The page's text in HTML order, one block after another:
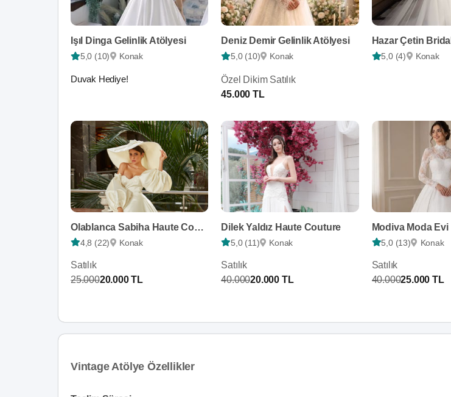
Işıl Dinga Gelinlik Atölyesi
5,0 (10) Konak
Duvak Hediye!
Deniz Demir Gelinlik Atölyesi
5,0 (10) Konak
Özel Dikim Satılık
45.000 TL
Hazar Çetin Bridal
5,0 (4) Konak
Olablanca Sabiha Haute Couture
4,8 (22) Konak
Satılık
25.00020.000 TL
Dilek Yaldız Haute Couture
5,0 (11) Konak
Satılık
40.00020.000 TL
Modiva Moda Evi
5,0 (13) Konak
Satılık
40.00025.000 TL
Vintage Atölye Özellikler